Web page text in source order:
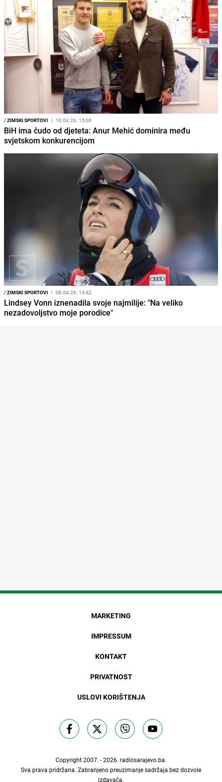
/ZIMSKI SPORTOVI I 10.04.26. 15:00
BiH ima čudo od djeteta: Anur Mehić dominira među
svjetskom konkurencijom
/ZIMSKI SPORTOVI I 08.04.26. 13:42
Lindsey Vonn iznenadila svoje najmilije: "Na veliko
nezadovoljstvo moje porodice"
MARKETING
IMPRESSUM
KONTAKT
PRIVATNOST
USLOVI KORIŠTENJA
Copyright 2007. - 2026. radiosarajevo.ba.
Sva prava pridržana. Zabranjeno preuzimanje sadržaja bez dozvole
izdavača.